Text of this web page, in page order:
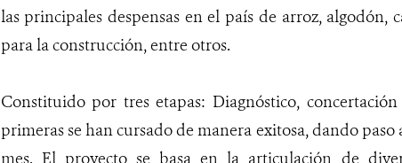
las principales despensas en el país de arroz, algodón,
para la construcción, entre otros.
Constituido por tres etapas: Diagnóstico,
primeras se han cursado de manera exitosa, dando
mes. El proyecto se basa en la articulación de